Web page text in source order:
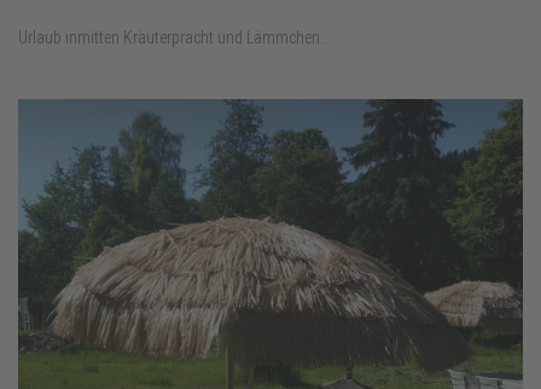
Urlaub inmitten Kräuterpracht und Lämmchen....